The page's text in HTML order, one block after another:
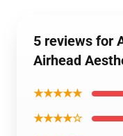
5 reviews for
Airhead
★★★★★
★★★★☆